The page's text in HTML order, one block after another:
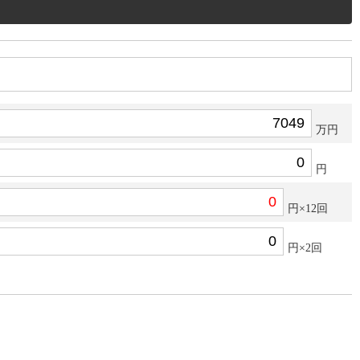
万円
円
円×12回
円×2回